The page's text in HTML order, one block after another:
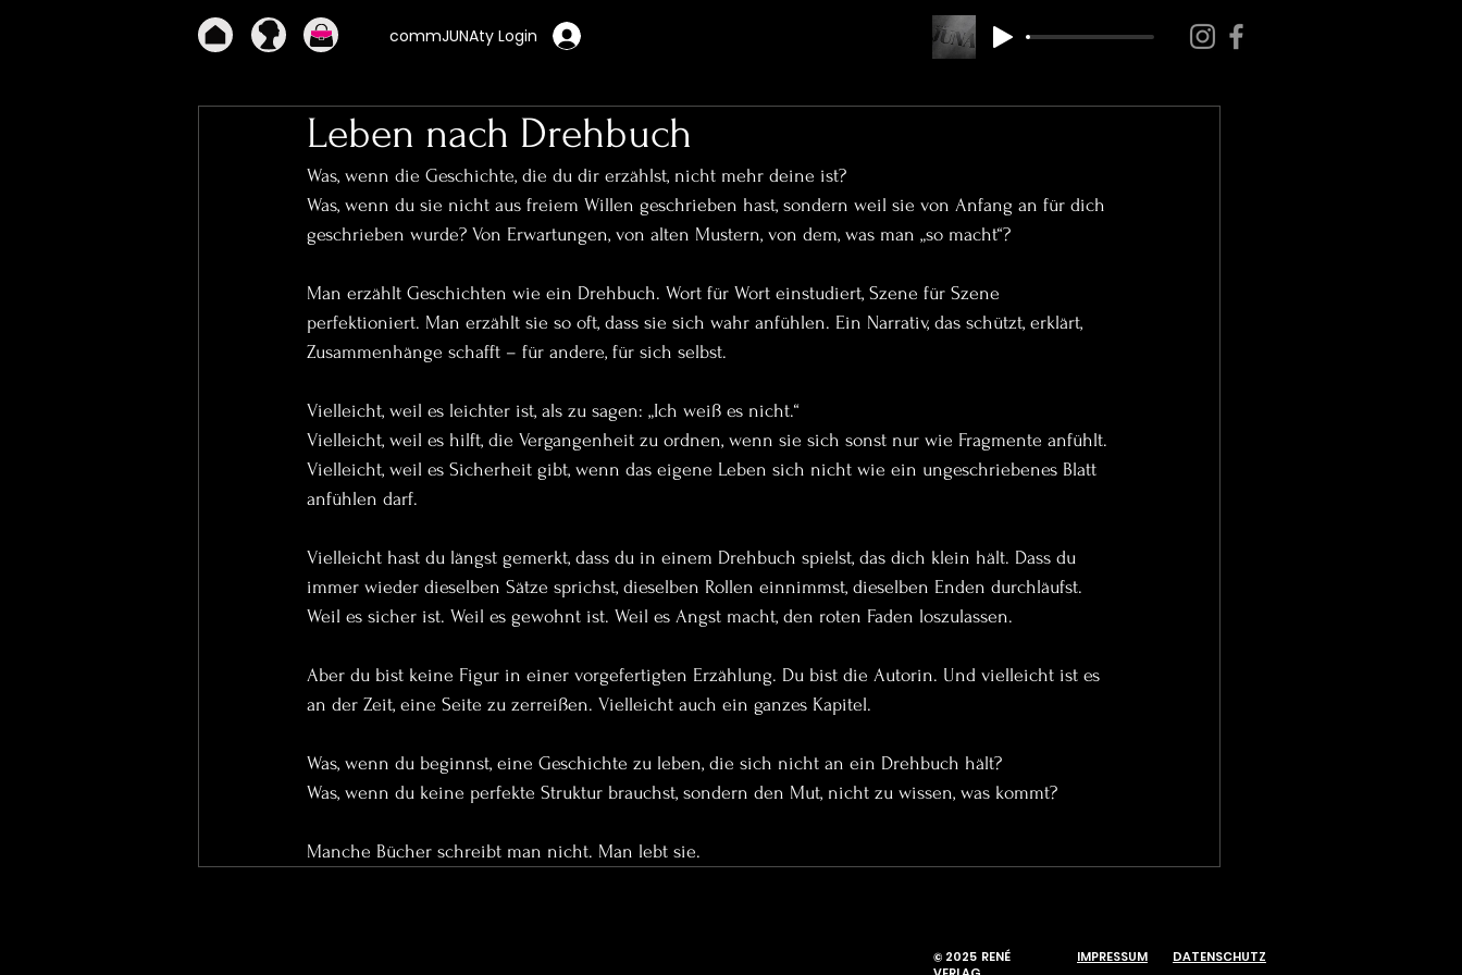
commJUNAty Login
Leben nach Drehbuch
Was, wenn die Geschichte, die du dir erzählst, nicht mehr deine ist?
Was, wenn du sie nicht aus freiem Willen geschrieben hast, sondern weil sie von Anfang an für dich
geschrieben wurde? Von Erwartungen, von alten Mustern, von dem, was man „so macht“?
Man erzählt Geschichten wie ein Drehbuch. Wort für Wort einstudiert, Szene für Szene
perfektioniert. Man erzählt sie so oft, dass sie sich wahr anfühlen. Ein Narrativ, das schützt, erklärt,
Zusammenhänge schafft – für andere, für sich selbst.
Vielleicht, weil es leichter ist, als zu sagen: „Ich weiß es nicht.“
Vielleicht, weil es hilft, die Vergangenheit zu ordnen, wenn sie sich sonst nur wie Fragmente anfühlt.
Vielleicht, weil es Sicherheit gibt, wenn das eigene Leben sich nicht wie ein ungeschriebenes Blatt
anfühlen darf.
Vielleicht hast du längst gemerkt, dass du in einem Drehbuch spielst, das dich klein hält. Dass du
immer wieder dieselben Sätze sprichst, dieselben Rollen einnimmst, dieselben Enden durchläufst.
Weil es sicher ist. Weil es gewohnt ist. Weil es Angst macht, den roten Faden loszulassen.
Aber du bist keine Figur in einer vorgefertigten Erzählung. Du bist die Autorin. Und vielleicht ist es
an der Zeit, eine Seite zu zerreißen. Vielleicht auch ein ganzes Kapitel.
Was, wenn du beginnst, eine Geschichte zu leben, die sich nicht an ein Drehbuch hält?
Was, wenn du keine perfekte Struktur brauchst, sondern den Mut, nicht zu wissen, was kommt?
Manche Bücher schreibt man nicht. Man lebt sie.
© 2025 RENÉ
IMPRESSUM DATENSCHUTZ